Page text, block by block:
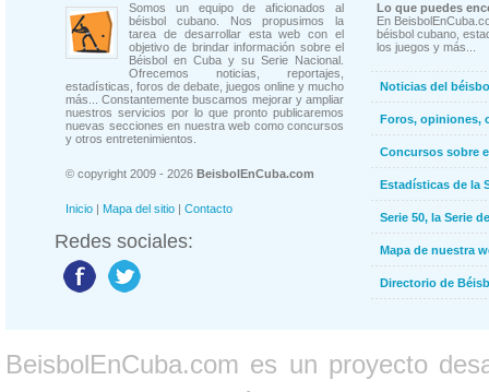
Somos un equipo de aficionados al
béisbol cubano. Nos propusimos la
tarea de desarrollar esta web con el
objetivo de brindar información sobre el
Béisbol en Cuba y su Serie Nacional.
Ofrecemos noticias, reportajes,
estadísticas, foros de debate, juegos online y mucho
más... Constantemente buscamos mejorar y ampliar
nuestros servicios por lo que pronto publicaremos
nuevas secciones en nuestra web como concursos
y otros entretenimientos.
© copyright 2009 - 2026 BeisbolEnCuba.com
Inicio | Mapa del sitio | Contacto
Redes sociales:
Lo que puedes
En
béisbol cubano,
los juegos y más...
Noticias del
Foros, opiniones,
Concursos sobre
Estadísticas de la
Serie 50, la Serie
Mapa de nuestra
Directorio de
BeisbolEnCuba.com es un proyecto